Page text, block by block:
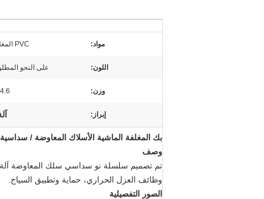
مواد: PVC المغلفة
اللون: على النحو
وزن: 4.6 ت
إبراز:
بك المغلفة الماشية الأسلاك المعاوضة /
وصف
تم تصميم سلسلة نو سداسي سلك المعاوضة آلة
وظائف العزل الحراري، حماية وتطبيق السياج.
الصور التفصيلية